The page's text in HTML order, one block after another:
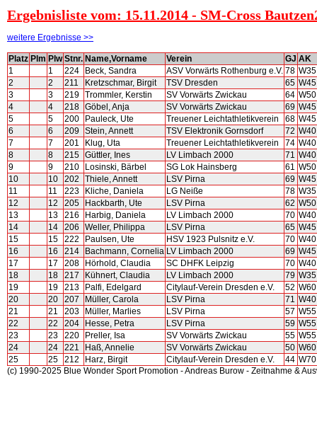
Ergebnisliste vom: 15.11.2014 - SM-Cross
weitere Ergebnisse >>
Platz Plm Plw Stnr. Name,Vorname Verein GJ AK
1
1 224 Beck, Sandra ASV Vorwärts Rothenburg e.V. 78 W35
2
2 211 Kretzschmar, Birgit TSV Dresden 65 W45
3
3 219 Trommler, Kerstin SV Vorwärts Zwickau 64 W50
4
4 218 Göbel, Anja SV Vorwärts Zwickau 69 W45
5
5 200 Pauleck, Ute Treuener Leichtathletikverein 68 W45
6
6 209 Stein, Annett TSV Elektronik Gornsdorf 72 W40
7
7 201 Klug, Uta Treuener Leichtathletikverein 74 W40
8
8 215 Güttler, Ines LV Limbach 2000 71 W40
9
9 210 Losinski, Bärbel SG Lok Hainsberg 61 W50
10
10 202 Thiele, Annett LSV Pirna 69 W45
11
11 223 Kliche, Daniela LG Neiße 78 W35
12
12 205 Hackbarth, Ute LSV Pirna 62 W50
13
13 216 Harbig, Daniela LV Limbach 2000 70 W40
14
14 206 Weller, Philippa LSV Pirna 65 W45
15
15 222 Paulsen, Ute HSV 1923 Pulsnitz e.V. 70 W40
16
16 214 Bachmann, Cornelia LV Limbach 2000 69 W45
17
17 208 Hörhold, Claudia SC DHFK Leipzig 70 W40
18
18 217 Kühnert, Claudia LV Limbach 2000 79 W35
19
19 213 Palfi, Edelgard Citylauf-Verein Dresden e.V. 52 W60
20
20 207 Müller, Carola LSV Pirna 71 W40
21
21 203 Müller, Marlies LSV Pirna 57 W55
22
22 204 Hesse, Petra LSV Pirna 59 W55
23
23 220 Preller, Isa SV Vorwärts Zwickau 55 W55
24
24 221 Haß, Annelie SV Vorwärts Zwickau 50 W60
25
25 212 Harz, Birgit Citylauf-Verein Dresden e.V. 44 W70
(c) 1990-2025 Blue Wonder Sport Promotion - Andreas Burow - Zeitnahme &